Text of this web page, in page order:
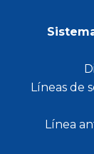
Líneas de
Línea